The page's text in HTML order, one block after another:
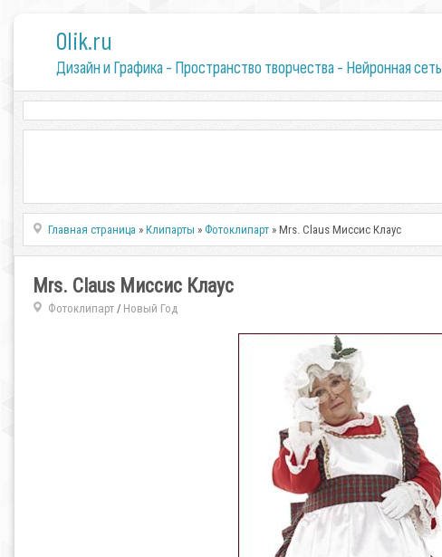
0lik.ru
Дизайн и Графика - Пространство творчества - Нейронная сеть
Главная страница »Клипарты » Фотоклипарт » Mrs. Claus Миссис Клаус
Mrs. Claus Миссис Клаус
Фотоклипарт/ Новый Год